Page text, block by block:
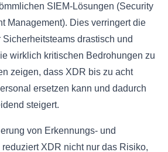
SIEM-Lösungen (Security
Management). Dies verringert die
drastisch und
wirklich kritischen Bedrohungen zu
zeigen, dass XDR bis zu acht
ersetzen kann und dadurch
steigert.
von Erkennungs- und
XDR nicht nur das Risiko,